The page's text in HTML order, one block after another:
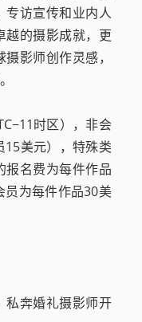
专访宣传和业内人
越的摄影成就，更
影师创作灵感，
时区），非会
15美元），特殊类
报名费为每件作品
员为每件作品30美
私奔婚礼摄影师开